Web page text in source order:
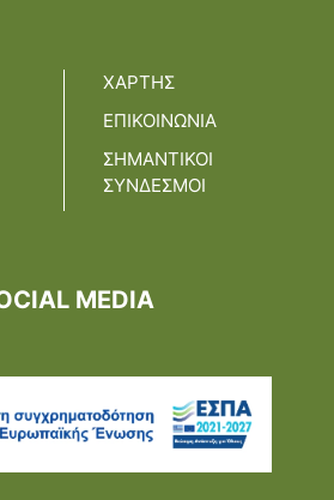
ΧΑΡΤΗΣ
ΕΠΙΚΟΙΝΩΝΙΑ
ΣΗΜΑΝΤΙΚΟΙ
ΣΥΝΔΕΣΜΟΙ
MEDIA